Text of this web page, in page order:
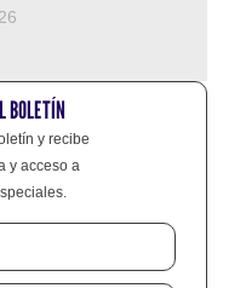
BOLETÍN
y recibe
y acceso a